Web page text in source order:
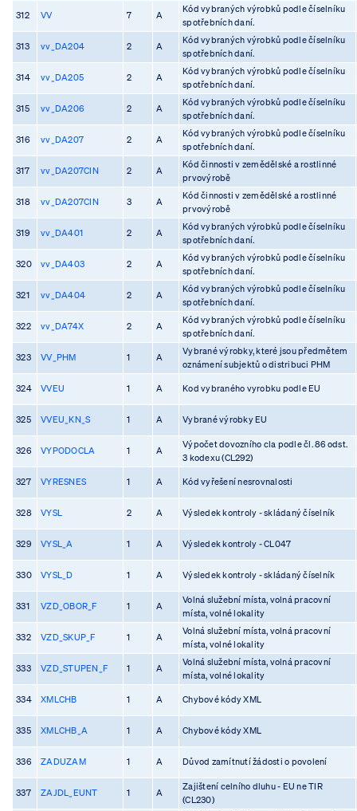
312 VV 7 A
Kód vybraných výrobků podle číselníku
spotřebních daní.
313 vv_DA204 2 A
Kód vybraných výrobků podle číselníku
spotřebních daní.
314 vv_DA205 2 A
Kód vybraných výrobků podle číselníku
spotřebních daní.
315 vv_DA206 2 A
Kód vybraných výrobků podle číselníku
spotřebních daní.
316 vv_DA207 2 A
Kód vybraných výrobků podle číselníku
spotřebních daní.
317 vv_DA207CIN 2 A
Kód činnosti v zemědělské a rostlinné
prvovýrobě
318 vv_DA207CIN 3 A
Kód činnosti v zemědělské a rostlinné
prvovýrobě
319 vv_DA401 2 A
Kód vybraných výrobků podle číselníku
spotřebních daní.
320 vv_DA403 2 A
Kód vybraných výrobků podle číselníku
spotřebních daní.
321 vv_DA404 2 A
Kód vybraných výrobků podle číselníku
spotřebních daní.
322 vv_DA74X 2 A
Kód vybraných výrobků podle číselníku
spotřebních daní.
323 VV_PHM 1 A
Vybrané výrobky, které jsou předmětem
oznámení subjektů o distribuci PHM
324 VVEU 1 A Kod vybraného vyrobku podle EU
325 VVEU_KN_S 1 A Vybrané výrobky EU
326 VYPODOCLA 1 A
Výpočet dovozního cla podle čl. 86 odst.
3 kodexu (CL292)
327 VYRESNES 1 A Kód vyřešení nesrovnalosti
328 VYSL 2 A Výsledek kontroly - skládaný číselník
329 VYSL_A 1 A Výsledek kontroly - CL047
330 VYSL_D 1 A Výsledek kontroly - skládaný číselník
331 VZD_OBOR_F 1 A
Volná služební místa, volná pracovní
místa, volné lokality
332 VZD_SKUP_F 1 A
Volná služební místa, volná pracovní
místa, volné lokality
333 VZD_STUPEN_F 1 A
Volná služební místa, volná pracovní
místa, volné lokality
334 XMLCHB 1 A Chybové kódy XML
335 XMLCHB_A 1 A Chybové kódy XML
336 ZADUZAM 1 A Důvod zamítnutí žádosti o povolení
337 ZAJDL_EUNT 1 A
Zajištení celního dluhu - EU ne TIR
(CL230)